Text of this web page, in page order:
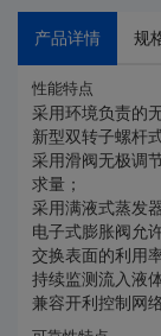
产品详情 规
性能特点
采用环境负责的
新型双转子螺杆
采用滑阀无极调
求量；
采用满液式蒸发
电子式膨胀阀允
交换表面的利用
持续监测流入液
兼容开利控制网